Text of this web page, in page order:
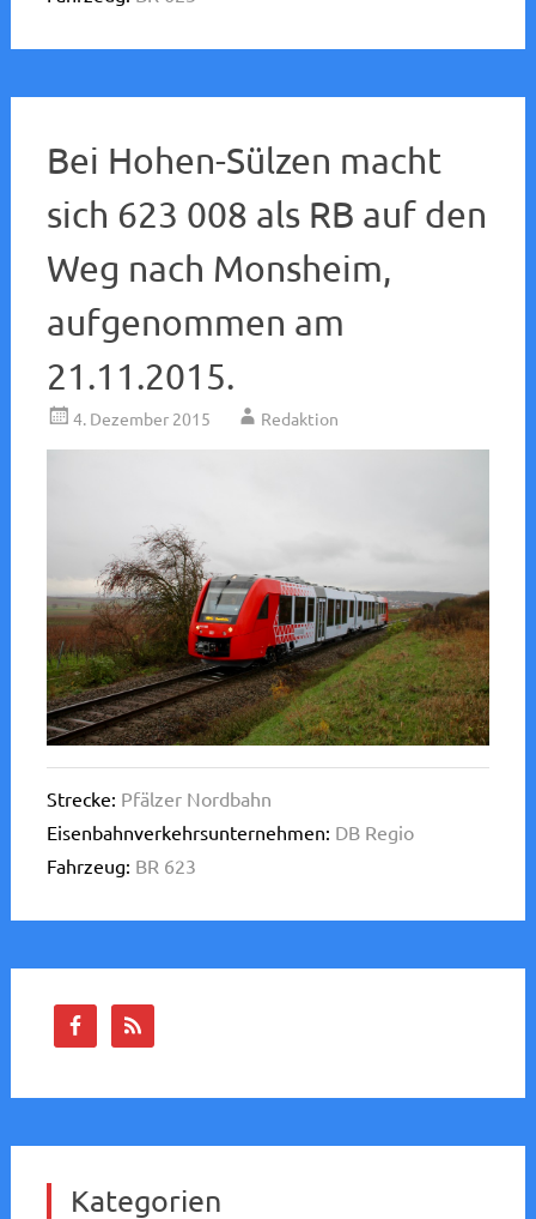
Bei Hohen-Sülzen macht
sich 623 008 als RB auf den
Weg nach Monsheim,
aufgenommen am
21.11.2015.
4. Dezember 2015 Redaktion
Strecke: Pfälzer Nordbahn
Eisenbahnverkehrsunternehmen: DB Regio
Fahrzeug: BR 623
Kategorien